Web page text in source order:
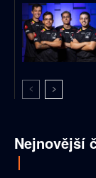
Nejnovější